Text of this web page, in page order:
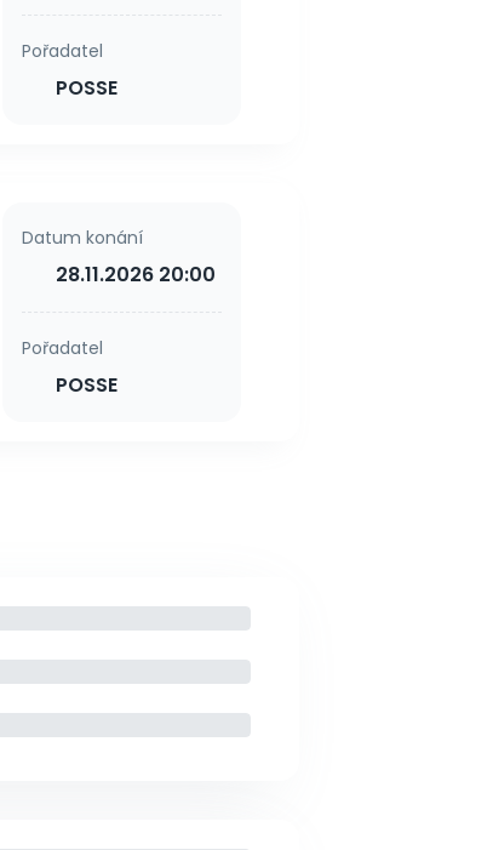
Pořadatel
POSSE
Datum konání
28.11.2026 20:00
Pořadatel
POSSE